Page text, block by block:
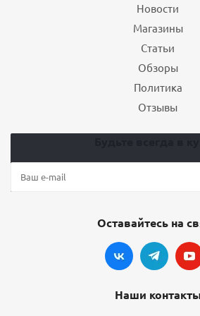
Новости
Магазины
Статьи
Обзоры
Политика
Отзывы
Оставайтесь на
Наши контакты